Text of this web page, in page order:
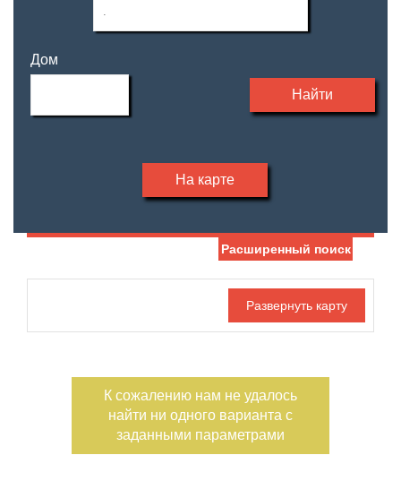
Дом
Найти
На карте
С фото
Отдельный вход
Расширенный поиск
К сожалению нам не удалось
найти ни одного варианта с
заданными параметрами